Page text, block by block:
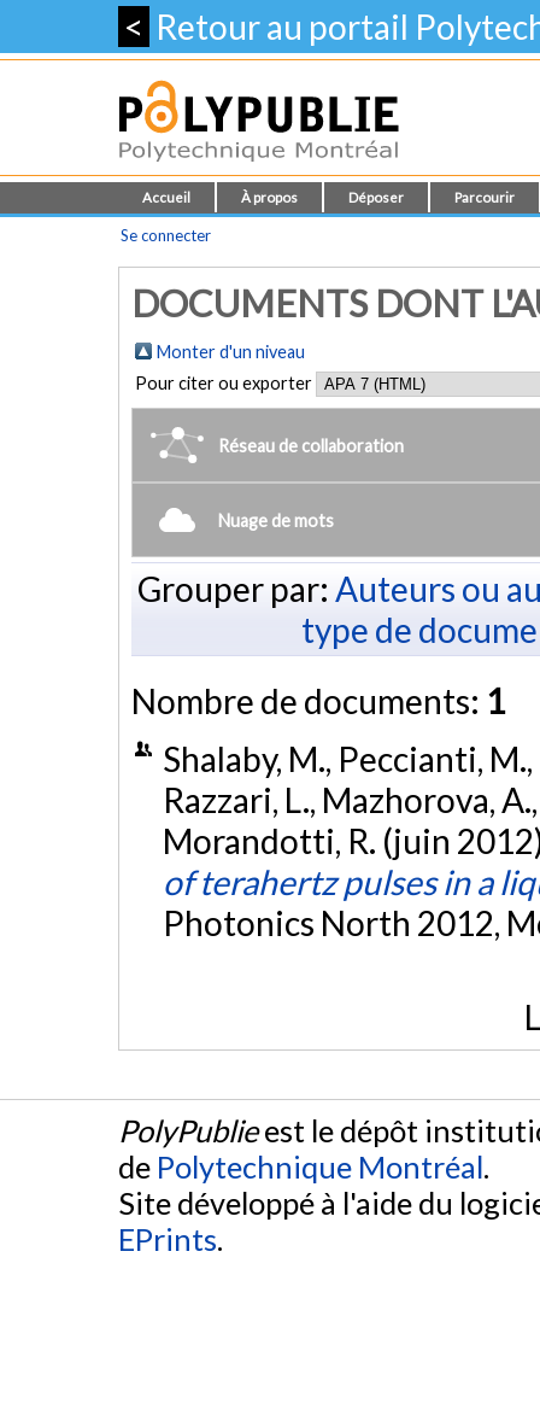
< Retour au portail
Accueil À propos Déposer Parcourir
Se connecter
DOCUMENTS DONT
Monter d'un niveau
Pour citer ou exporter
Réseau de collaboration
Nuage de mots
Grouper par: Auteurs ou
type de
Nombre de documents: 1
Shalaby, M., Peccianti,
Razzari, L., Mazhorova,
Morandotti, R. (juin
of terahertz pulses in a
Photonics North 2012,
PolyPublieest le dépôt
de Polytechnique Montréal.
Site développé à l'aide du
EPrints.